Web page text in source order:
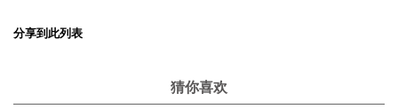
分享到此列表
猜你喜欢